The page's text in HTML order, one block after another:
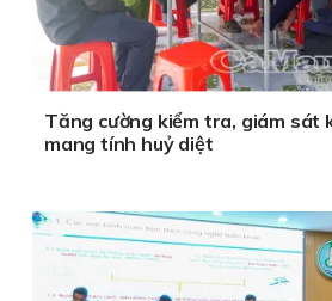
Tăng cường kiểm tra, giám sát
mang tính huỷ diệt